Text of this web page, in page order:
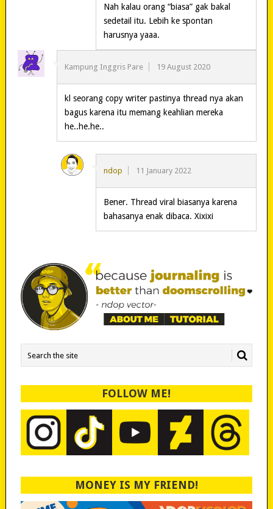
Nah kalau orang “biasa” gak bakal
sedetail itu. Lebih ke spontan
harusnya yaaa.
Kampung Inggris Pare 19 August 2020
kl seorang copy writer pastinya thread nya akan
bagus karena itu memang keahlian mereka
he..he.he..
ndop 11 January 2022
Bener. Thread viral biasanya karena
bahasanya enak dibaca. Xixixi
FOLLOW ME!
MONEY IS MY FRIEND!